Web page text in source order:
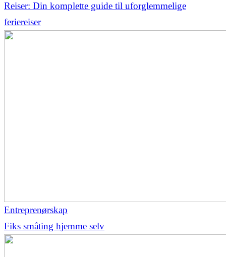
Reiser: Din komplette guide til uforglemmelige
feriereiser
Entreprenørskap
Fiks småting hjemme selv